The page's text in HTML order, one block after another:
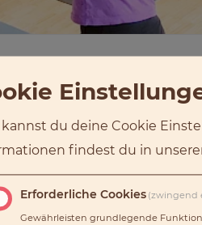
kannst du deine Cookie
findest du in
Erforderliche Cookies (zwingend
Gewährleisten grundlegende